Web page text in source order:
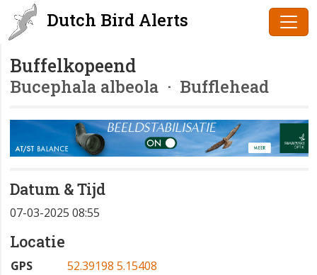
Dutch Bird Alerts
Buffelkopeend
Bucephala albeola · Bufflehead
Datum & Tijd
07-03-2025 08:55
Locatie
GPS
52.39198 5.15408